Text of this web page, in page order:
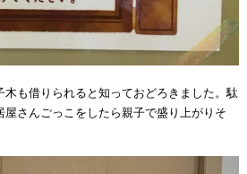
木も借りられると知っておどろきました。駄
さんごっこをしたら親子で盛り上がりそ